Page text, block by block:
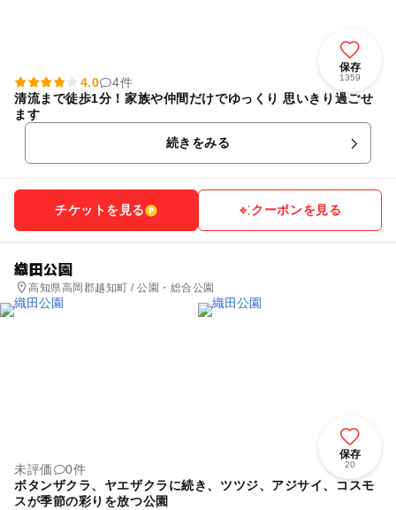
保存
1359
4.0
4件
清流まで徒歩1分！家族や仲間だけでゆっくり 思いきり過ごせ
ます
続きをみる
チケットを見る クーポンを見る
織田公園
高知県高岡郡越知町 / 公園・総合公園
保存
20
未評価
0件
ボタンザクラ、ヤエザクラに続き、ツツジ、アジサイ、コスモ
スが季節の彩りを放つ公園